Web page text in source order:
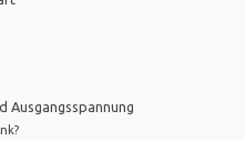
Ausgangsspannung